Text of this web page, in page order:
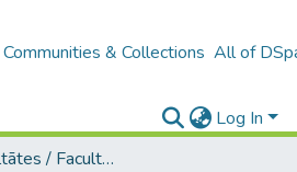
Communities & Collections All of
Log In
B4 – LU fakultātes / Faculties of the UL